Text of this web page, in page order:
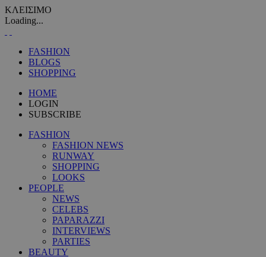
ΚΛΕΙΣΙΜΟ
Loading...
FASHION
BLOGS
SHOPPING
HOME
LOGIN
SUBSCRIBE
FASHION
FASHION NEWS
RUNWAY
SHOPPING
LOOKS
PEOPLE
NEWS
CELEBS
PAPARAZZI
INTERVIEWS
PARTIES
BEAUTY